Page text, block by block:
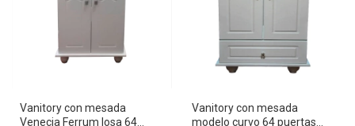
Vanitory con mesada
Venecia Ferrum losa 64
Vanitory con mesada
modelo curvo 64 puertas